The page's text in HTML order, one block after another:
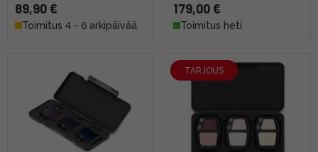
89,90 €
Toimitus 4 - 6 arkipäivää
179,00 €
Toimitus heti
TARJOUS